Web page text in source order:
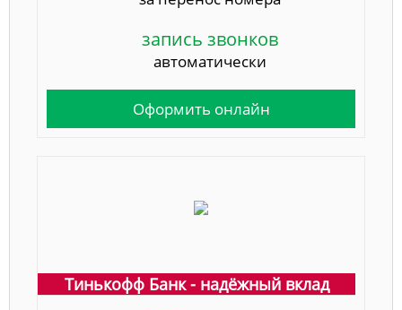
запись звонков
автоматически
Оформить онлайн
Тинькофф Банк - надёжный вклад